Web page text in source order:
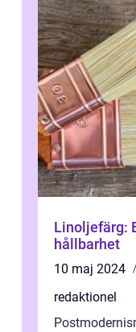
Linoljefärg:
hållbarhet
10 maj 2024
redaktionel